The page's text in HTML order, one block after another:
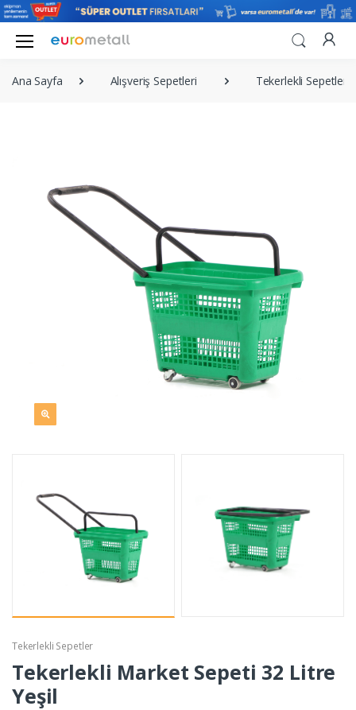
Ana Sayfa Alışveriş Sepetleri Tekerlekli Sepetler
Tekerlekli Sepetler
Tekerlekli Market Sepeti 32 Litre
Yeşil